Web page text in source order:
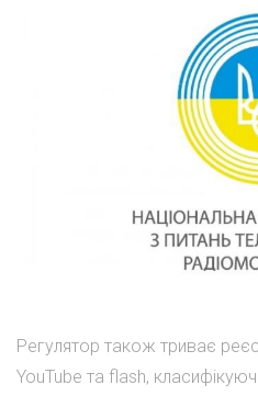
Регулятор також триває
YouTube та flash,